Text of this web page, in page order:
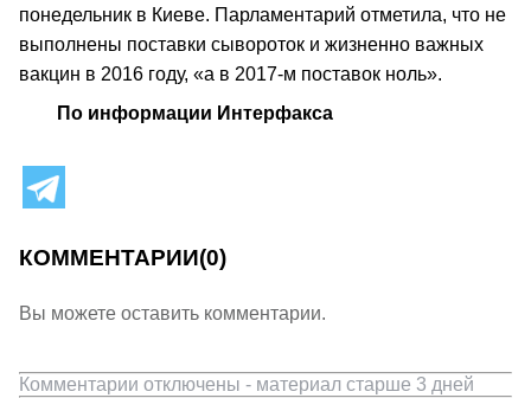
понедельник в Киеве. Парламентарий отметила, что не
выполнены поставки сывороток и жизненно важных
вакцин в 2016 году, «а в 2017-м поставок ноль».
По информации Интерфакса
КОММЕНТАРИИ(0)
Вы можете оставить комментарии.
Комментарии отключены - материал старше 3 дней